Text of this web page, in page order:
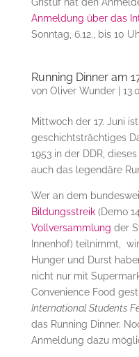
Anmeldung über das
Sonntag, 6.12., bis 10
Running Dinner am
von Oliver Wunder|
Mittwoch der 17. Juni
geschichtsträchtiges
1953 in der DDR,
auch das legendäre
Wer an dem
Bildungsstreik(Demo
Vollversammlung der
Innenhof) teilnimmt,
Hunger und Durst
nicht nur mit
Convenience Food
International Students
das Running Dinner.
Anmeldung dazu